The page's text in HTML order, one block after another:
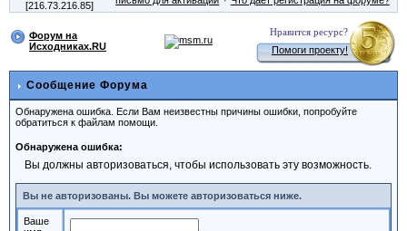
[216.73.216.85]
Форум на
Исходниках.RU
Нравится ресурс?
Помоги проекту!
Сообщение Форума
Обнаружена ошибка. Если Вам неизвестны причины ошибки, попробуйте
обратиться к файлам помощи.
Обнаружена ошибка:
Вы должны авторизоваться, чтобы использовать эту возможность.
Вы не авторизованы. Вы можете авторизоваться ниже.
Ваше